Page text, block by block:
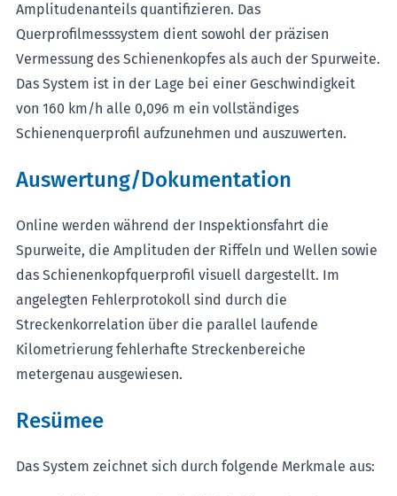
Amplitudenanteils quantifizieren. Das
Querprofilmesssystem dient sowohl der präzisen
Vermessung des Schienenkopfes als auch der Spurweite.
Das System ist in der Lage bei einer Geschwindigkeit
von 160 km/h alle 0,096 m ein vollständiges
Schienenquerprofil aufzunehmen und auszuwerten.
Auswertung/Dokumentation
Online werden während der Inspektionsfahrt die
Spurweite, die Amplituden der Riffeln und Wellen sowie
das Schienenkopfquerprofil visuell dargestellt. Im
angelegten Fehlerprotokoll sind durch die
Streckenkorrelation über die parallel laufende
Kilometrierung fehlerhafte Streckenbereiche
metergenau ausgewiesen.
Resümee
Das System zeichnet sich durch folgende Merkmale aus: